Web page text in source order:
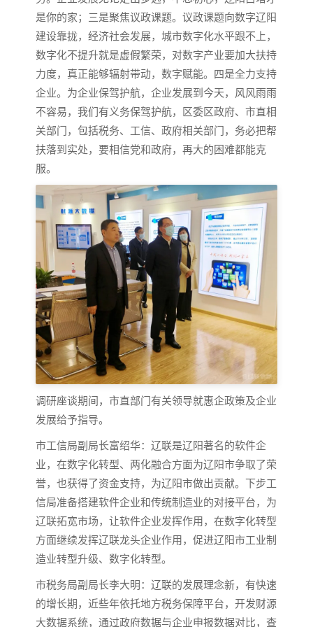
是你的家；三是聚焦议政课题。议政课题向数字辽阳
建设靠拢，经济社会发展，城市数字化水平跟不上，
数字化不提升就是虚假繁荣，对数字产业要加大扶持
力度，真正能够辐射带动，数字赋能。四是全力支持
企业。为企业保驾护航，企业发展到今天，风风雨雨
不容易，我们有义务保驾护航，区委区政府、市直相
关部门，包括税务、工信、政府相关部门，务必把帮
扶落到实处，要相信党和政府，再大的困难都能克
服。
调研座谈期间，市直部门有关领导就惠企政策及企业
发展给予指导。
市工信局副局长富绍华：辽联是辽阳著名的软件企
业，在数字化转型、两化融合方面为辽阳市争取了荣
誉，也获得了资金支持，为辽阳市做出贡献。下步工
信局准备搭建软件企业和传统制造业的对接平台，为
辽联拓宽市场，让软件企业发挥作用，在数字化转型
方面继续发挥辽联龙头企业作用，促进辽阳市工业制
造业转型升级、数字化转型。
市税务局副局长李大明：辽联的发展理念新，有快速
的增长期，近些年依托地方税务保障平台，开发财源
大数据系统，通过政府数据与企业申报数据对比，查